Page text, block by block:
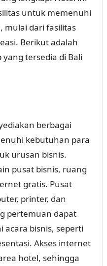
untuk memenuhi
mulai dari fasilitas
Berikut adalah
tersedia di Bali
berbagai
kebutuhan para
urusan bisnis.
pusat bisnis, ruang
gratis. Pusat
printer, dan
pertemuan dapat
bisnis, seperti
Akses internet
hotel, sehingga